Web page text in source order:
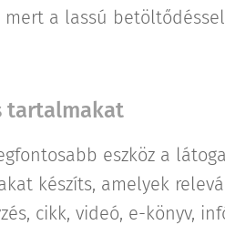
a lassú
tartalmakat
eszköz a
készíts, amelyek
cikk, videó, e-könyv,